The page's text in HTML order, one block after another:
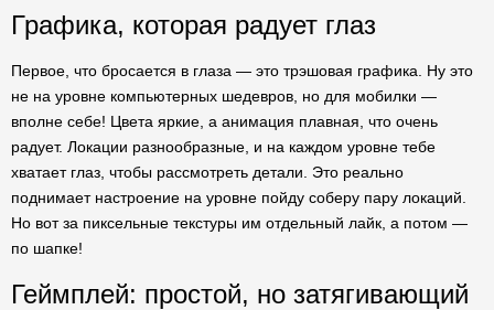
Графика, которая радует глаз
Первое, что бросается в глаза — это трэшовая графика. Ну это
не на уровне компьютерных шедевров, но для мобилки —
вполне себе! Цвета яркие, а анимация плавная, что очень
радует. Локации разнообразные, и на каждом уровне тебе
хватает глаз, чтобы рассмотреть детали. Это реально
поднимает настроение на уровне пойду соберу пару локаций.
Но вот за пиксельные текстуры им отдельный лайк, а потом —
по шапке!
Геймплей: простой, но затягивающий